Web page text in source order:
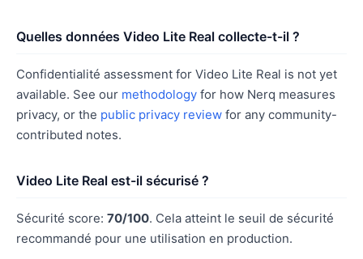
Quelles données Video Lite Real collecte-t-il ?
Confidentialité assessment for Video Lite Real is not yet
available. See our methodology for how Nerq measures
privacy, or the public privacy review for any community-
contributed notes.
Video Lite Real est-il sécurisé ?
Sécurité score: 70/100. Cela atteint le seuil de sécurité
recommandé pour une utilisation en production.